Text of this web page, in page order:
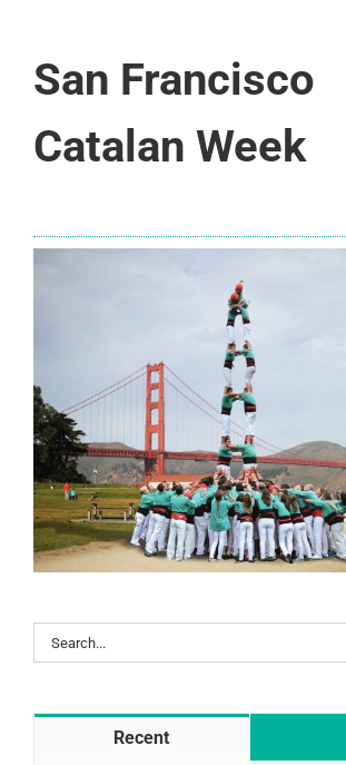
San Francisco
Catalan Week
Search
for:
Recent